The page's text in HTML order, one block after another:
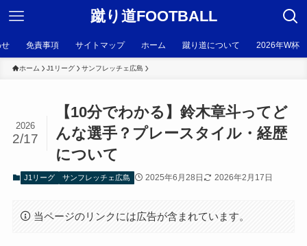
蹴り道FOOTBALL
免責事項 サイトマップ ホーム 蹴り道について 2026年W杯
ホーム J1リーグ サンフレッチェ広島
【10分でわかる】鈴木章斗ってど
んな選手？プレースタイル・経歴
について
2026
2/17
J1リーグ サンフレッチェ広島 2025年6月28日 2026年2月17日
当ページのリンクには広告が含まれています。